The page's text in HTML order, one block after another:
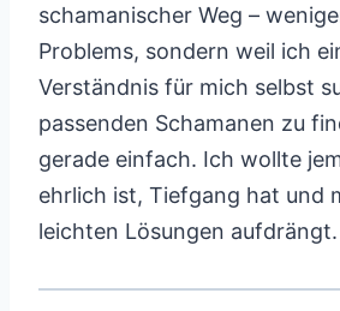
schamanischer Weg –
Problems, sondern weil ich
Verständnis für mich selbst
passenden Schamanen zu
gerade einfach. Ich wollte
ehrlich ist, Tiefgang hat und
leichten Lösungen aufdrängt.